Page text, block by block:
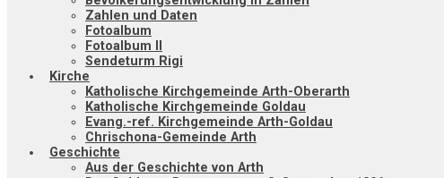
Zahlen und Daten
Fotoalbum
Fotoalbum II
Sendeturm Rigi
Kirche
Katholische Kirchgemeinde Arth-Oberarth
Katholische Kirchgemeinde Goldau
Evang.-ref. Kirchgemeinde Arth-Goldau
Chrischona-Gemeinde Arth
Geschichte
Aus der Geschichte von Arth